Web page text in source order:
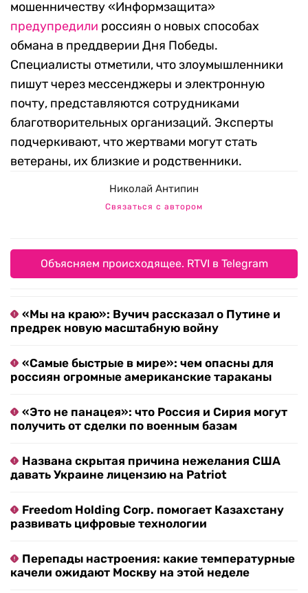
мошенничеству «Информзащита»
предупредили россиян о новых способах
обмана в преддверии Дня Победы.
Специалисты отметили, что злоумышленники
пишут через мессенджеры и электронную
почту, представляются сотрудниками
благотворительных организаций. Эксперты
подчеркивают, что жертвами могут стать
ветераны, их близкие и родственники.
Николай Антипин
Связаться с автором
Объясняем происходящее. RTVI в Telegram
«Мы на краю»: Вучич рассказал о Путине и
предрек новую масштабную войну
«Самые быстрые в мире»: чем опасны для
россиян огромные американские тараканы
«Это не панацея»: что Россия и Сирия могут
получить от сделки по военным базам
Названа скрытая причина нежелания США
давать Украине лицензию на Patriot
Freedom Holding Corp. помогает Казахстану
развивать цифровые технологии
Перепады настроения: какие температурные
качели ожидают Москву на этой неделе